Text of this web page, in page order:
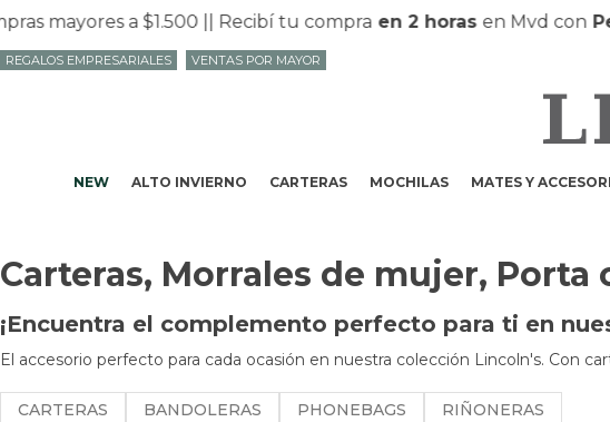
mayores a $1.500 || Recibí tu compraen 2 horasen Mvd con
NEW ALTO INVIERNO CARTERAS MOCHILAS MATES Y
REGALOS EMPRESARIALES VENTAS POR MAYOR
Carteras, Morrales de mujer, Porta
¡Encuentra el complemento perfecto para ti en
El accesorio perfecto para cada ocasión en nuestra colección Lincoln's. Con
CARTERAS BANDOLERAS PHONEBAGS RIÑONERAS